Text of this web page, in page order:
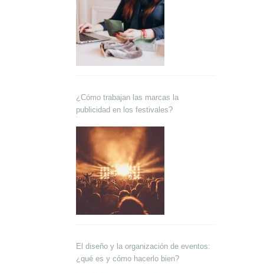
¿Cómo trabajan las marcas la
publicidad en los festivales?
El diseño y la organización de eventos:
¿qué es y cómo hacerlo bien?